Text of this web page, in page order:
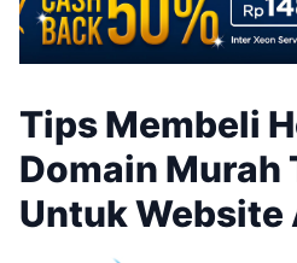
Tips Membeli
Domain Murah
Untuk Website